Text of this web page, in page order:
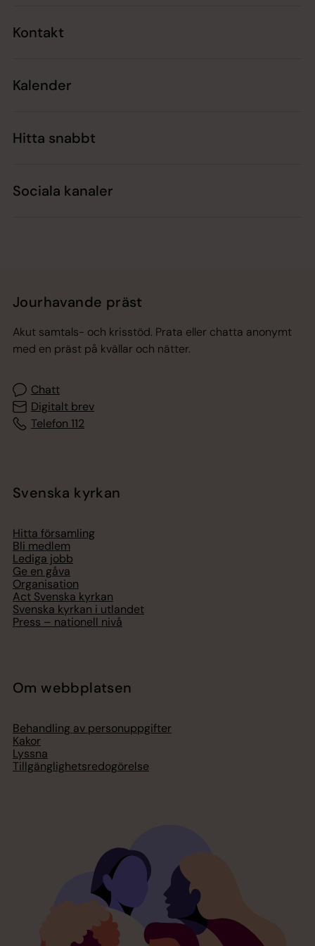
Kontakt
Kalender
Hitta snabbt
Sociala kanaler
Jourhavande präst
Akut samtals- och krisstöd. Prata eller chatta anonymt
med en präst på kvällar och nätter.
Chatt
Digitalt brev
Telefon 112
Svenska kyrkan
Hitta församling
Bli medlem
Lediga jobb
Ge en gåva
Organisation
Act Svenska kyrkan
Svenska kyrkan i utlandet
Press – nationell nivå
Om webbplatsen
Behandling av personuppgifter
Kakor
Lyssna
Tillgänglighetsredogörelse